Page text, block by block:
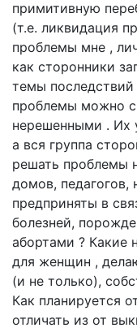
примитивную
(т.е. ликвидация
проблемы мне ,
как сторонники
темы
проблемы можно
нерешенными . Их
а вся группа
решать проблемы
домов, педагогов,
предприняты в
болезней,
абортами ? Какие
для женщин ,
(и не только),
Как планируется
отличать из от